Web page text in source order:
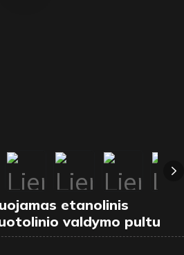
etanolinis
valdymo pultu